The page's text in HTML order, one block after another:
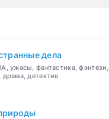
дела
ужасы, фантастика, фэнтези,
драма, детектив